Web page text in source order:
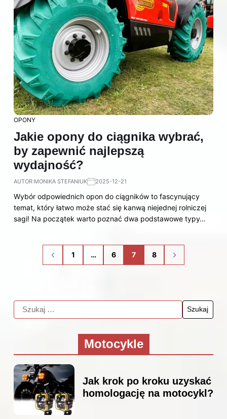
OPONY
Jakie opony do ciągnika wybrać,
by zapewnić najlepszą
wydajność?
AUTOR:MONIKA STEFANIUK 2025-12-21
Wybór odpowiednich opon do ciągników to fascynujący
temat, który łatwo może stać się kanwą niejednej rolniczej
sagi! Na początek warto poznać dwa podstawowe typy…
1 … 6 7 8
Motocykle
Jak krok po kroku uzyskać
homologację na motocykl?